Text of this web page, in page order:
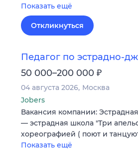
Показать ещё
Откликнуться
Педагог по эстрадно-
50 000–200 000 ₽
04 августа 2026 Москва
Jobers
Вакансия компании:
— эстрадная школа "Три
хореографией ( поют и
Показать ещё